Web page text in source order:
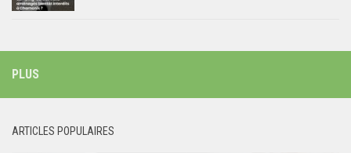
PLUS
ARTICLES POPULAIRES